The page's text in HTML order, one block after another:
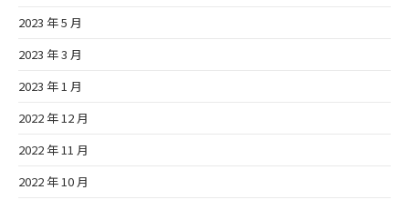
2023 年 5 月
2023 年 3 月
2023 年 1 月
2022 年 12 月
2022 年 11 月
2022 年 10 月